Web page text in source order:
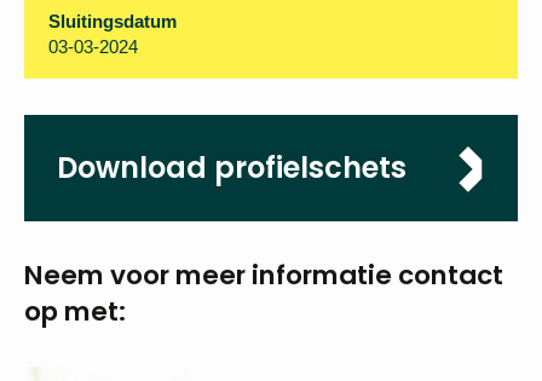
Sluitingsdatum
03-03-2024
Download profielschets
Neem voor meerinformatie contact
op met: